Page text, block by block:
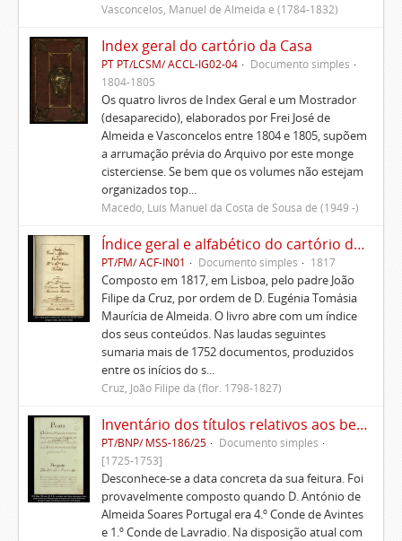
Vasconcelos, Manuel de Almeida e (1784-1832)
Index geral do cartório da Casa
PT PT/LCSM/ ACCL-IG02-04
Documento simples
1804-1805
Os quatro livros de Index Geral e um Mostrador
(desaparecido), elaborados por Frei José de
Almeida e Vasconcelos entre 1804 e 1805, supõem
a arrumação prévia do Arquivo por este monge
cisterciense. Se bem que os volumes não estejam
organizados top...
Macedo, Luís Manuel da Costa de Sousa de (1949 -)
Índice geral e alfabético do cartório da Casa de Ficalho
PT/FM/ ACF-IN01 Documento simples 1817
Composto em 1817, em Lisboa, pelo padre João
Filipe da Cruz, por ordem de D. Eugénia Tomásia
Maurícia de Almeida. O livro abre com um índice
dos seus conteúdos. Nas laudas seguintes
sumaria mais de 1752 documentos, produzidos
entre os inícios do s...
Cruz, João Filipe da (flor. 1798-1827)
Inventário dos títulos relativos aos bens pertencentes aos Morgados administrados pelo Conde de Avintes
PT/BNP/ MSS-186/25
Documento simples
[1725-1753]
Desconhece-se a data concreta da sua feitura. Foi
provavelmente composto quando D. António de
Almeida Soares Portugal era 4.º Conde de Avintes
e 1.º Conde de Lavradio. Na disposição atual com